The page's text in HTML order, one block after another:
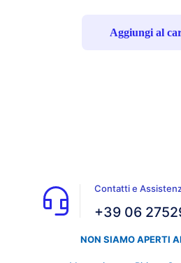
Aggiungi al
Contatti e
+39 06
NON SIAMO APERTI